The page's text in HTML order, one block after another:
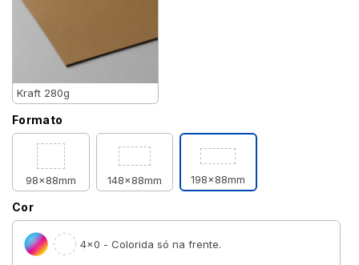
Kraft 280g
Formato
98x88mm 148x88mm 198x88mm
Cor
4×0 - Colorida só na frente.